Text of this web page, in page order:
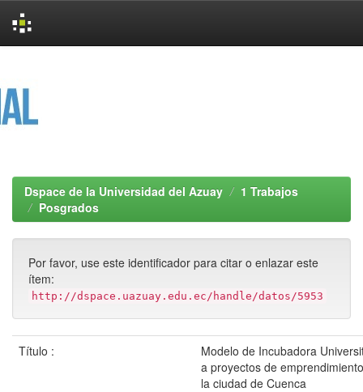
Dspace de la Universidad del Azuay
1 Trabajos
Posgrados
Por favor, use este identificador para citar o enlazar este
ítem:
http://dspace.uazuay.edu.ec/handle/datos/5953
Título :
Modelo de Incubadora
a proyectos de
la ciudad de Cuenca